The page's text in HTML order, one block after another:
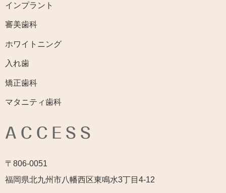
インプラント
審美歯科
ホワイトニング
入れ歯
矯正歯科
マタニティ歯科
ACCESS
〒806-0051
福岡県北九州市八幡西区東鳴水3丁目4-12